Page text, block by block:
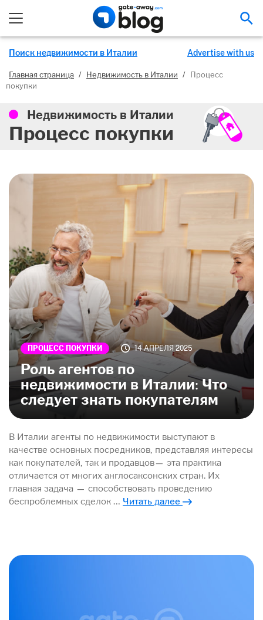
Поиск недвижимости в Италии Advertise with us
Главная страница / Недвижимость в Италии /
Процесс
покупки
Недвижимость в Италии
Процесс покупки
ПРОЦЕСС ПОКУПКИ 14 АПРЕЛЯ 2025
Роль агентов по
недвижимости в Италии: Что
следует знать покупателям
В Италии агенты по недвижимости выступают в
качестве основных посредников, представляя интересы
как покупателей, так и продавцов— эта практика
отличается от многих англосаксонских стран. Их
главная задача — способствовать проведению
беспроблемных сделок … Читать далее